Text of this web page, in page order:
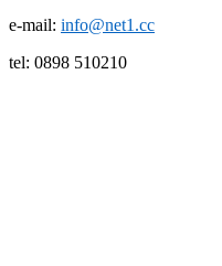
e-mail: info@net1.cc
tel: 0898 510210